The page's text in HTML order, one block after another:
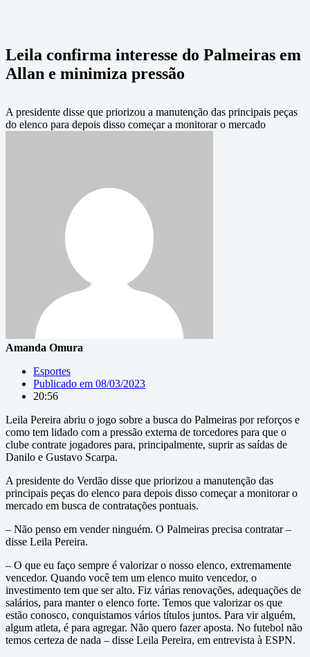
Leila confirma interesse do Palmeiras em
Allan e minimiza pressão
A presidente disse que priorizou a manutenção das principais peças
do elenco para depois disso começar a monitorar o mercado
Amanda Omura
Esportes
Publicado em 08/03/2023
20:56
Leila Pereira abriu o jogo sobre a busca do Palmeiras por reforços e
como tem lidado com a pressão externa de torcedores para que o
clube contrate jogadores para, principalmente, suprir as saídas de
Danilo e Gustavo Scarpa.
A presidente do Verdão disse que priorizou a manutenção das
principais peças do elenco para depois disso começar a monitorar o
mercado em busca de contratações pontuais.
– Não penso em vender ninguém. O Palmeiras precisa contratar –
disse Leila Pereira.
– O que eu faço sempre é valorizar o nosso elenco, extremamente
vencedor. Quando você tem um elenco muito vencedor, o
investimento tem que ser alto. Fiz várias renovações, adequações de
salários, para manter o elenco forte. Temos que valorizar os que
estão conosco, conquistamos vários títulos juntos. Para vir alguém,
algum atleta, é para agregar. Não quero fazer aposta. No futebol não
temos certeza de nada – disse Leila Pereira, em entrevista à ESPN.